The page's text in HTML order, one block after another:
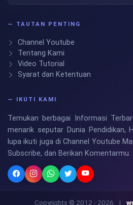
— TAUTAN PENTING
Channel Youtube
Tentang Kami
Video Tutorial
Syarat dan Ketentuan
— IKUTI KAMI
Temukan berbagai Informasi
menarik seputar Dunia Pendidikan,
lupa ikuti juga di Channel Youtube
Subscribe, dan Berikan Komentarmu.
Copyrights © 2012 - 2026 |